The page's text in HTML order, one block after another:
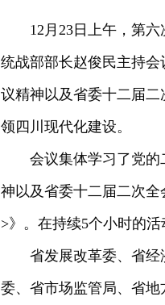
12月23日上午，第
统战部部长赵俊民主持
议精神以及省委十二届二
领四川现代化建设。
会议集体学习了党
神以及省委十二届二次
>》。在持续5个小时的
省发展改革委、省
委、省市场监管局、省